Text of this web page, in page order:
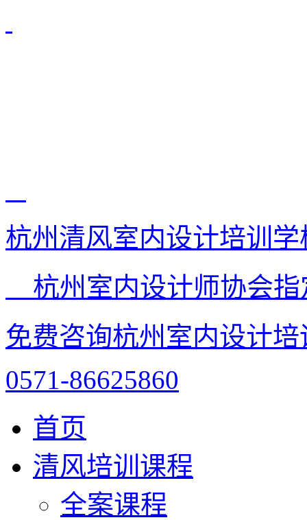
杭州清风室内设计培训学
杭州室内设计师协会
免费咨询杭州室内设计
0571-86625860
首页
清风培训课程
全案课程